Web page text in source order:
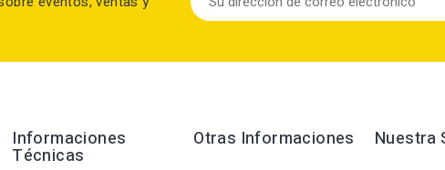
Informaciones
Técnicas
Otras Informaciones Nuestra